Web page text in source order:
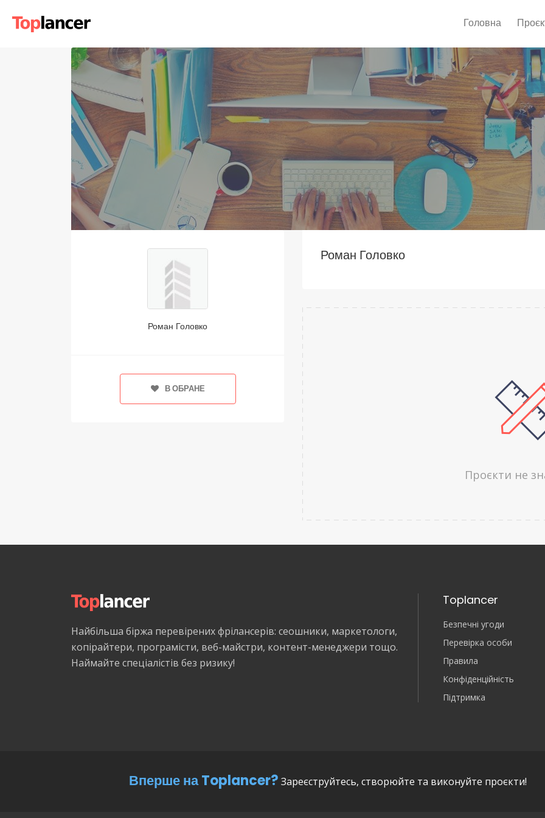
Головна
Роман Головко
В ОБРАНЕ
Роман Головко
Проєкти не
Найбільша біржа перевірених фрілансерів: сеошники, маркетологи,
копірайтери, програмісти, веб-майстри, контент-менеджери тощо.
Наймайте спеціалістів без ризику!
Toplancer
Безпечні угоди
Перевірка особи
Правила
Конфіденційність
Підтримка
Вперше на Toplancer? Зареєструйтесь, створюйте та виконуйте проєкти!